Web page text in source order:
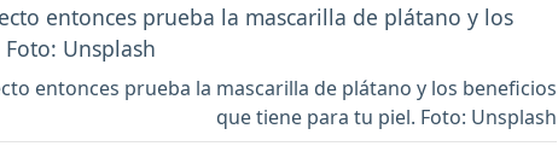
entonces prueba la mascarilla de plátano y los beneficios
que tiene para tu piel. Foto: Unsplash